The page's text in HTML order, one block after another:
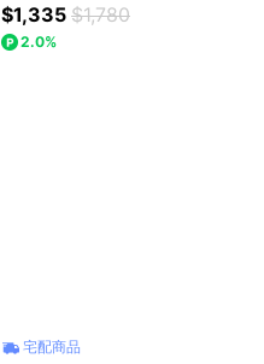
$1,335 $1,780
2.0%
宅配商品